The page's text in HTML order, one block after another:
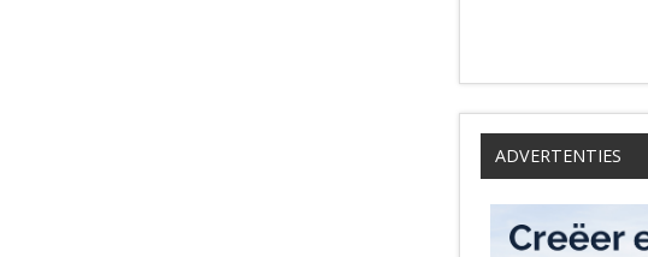
ADVERTENTIES